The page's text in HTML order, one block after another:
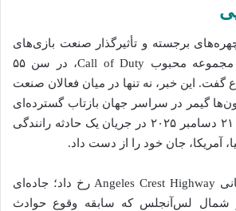
برجسته و تأثیرگذار صنعت بازی‌های
ویدیویی و از خالقان مجموعه محبوب Call of Duty، در سن ۵۵
گفت. این خبر، نه تنها در میان فعالان صنعت
گیمر در سراسر جهان بازتاب گسترده‌ای
داشت. زامپلا در تاریخ ۲۱ دسامبر ۲۰۲۵ در جریان یک حادثه رانندگی
آمریکا، جان خود را از دست داد.
حادثه در جاده کوهستانی Angeles Crest Highway رخ داد؛ جاده‌ای
شمال لس‌آنجلس که سابقه وقوع حوادث